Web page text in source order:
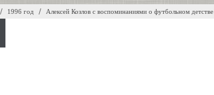
1996 год Алексей Козлов с воспоминаниями о футбольном детстве